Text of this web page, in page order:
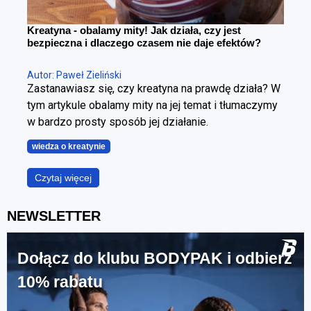
Kreatyna - obalamy mity! Jak działa, czy jest
bezpieczna i dlaczego czasem nie daje efektów?
Autor: Paweł Zieliński
Zastanawiasz się, czy kreatyna na prawdę działa? W
tym artykule obalamy mity na jej temat i tłumaczymy
w bardzo prosty sposób jej działanie.
wiedza o kreatynie
Czytaj więcej
NEWSLETTER
Dołącz do klubu BODYPAK i odbierz
10% rabatu